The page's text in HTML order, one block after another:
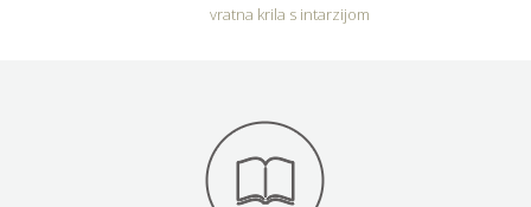
vratna krila s intarzijom